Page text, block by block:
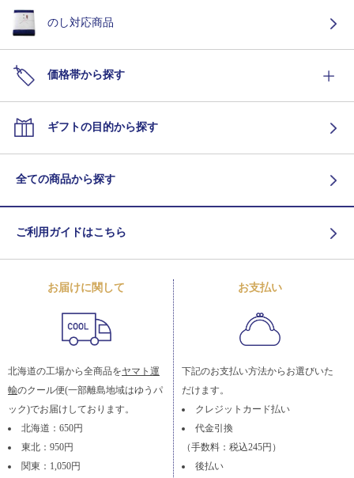
のし対応商品
価格帯から探す
ギフトの目的から探す
全ての商品から探す
ご利用ガイドはこちら
お届けに関して
北海道の工場から全商品をヤマト運
輸のクール便(一部離島地域はゆうパ
ック)でお届けしております。
北海道：650円
東北：950円
関東：1,050円
お支払い
下記のお支払い方法からお選びいた
だけます。
クレジットカード払い
代金引換
（手数料：税込245円）
後払い